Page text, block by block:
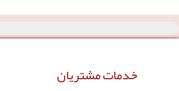
خدمات مشتریان